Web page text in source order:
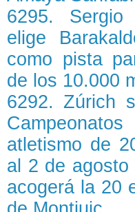
6295. Sergio
elige
como pista
de los 10.000
6292. Zúrich
atletismo de
al 2 de agosto
acogerá la 20